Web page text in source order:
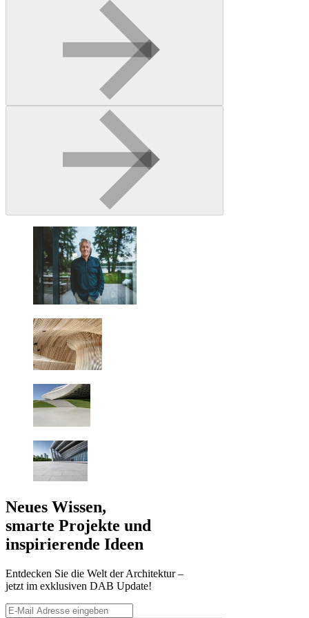
Neues Wissen,
smarte Projekte und
inspirierende Ideen
Entdecken Sie die Welt der Architektur –
jetzt im exklusiven DAB Update!